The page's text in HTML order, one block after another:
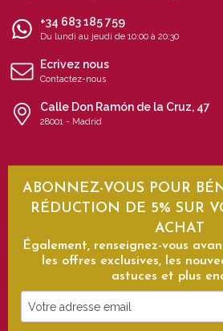
+34 683 185 759
Du lundi au jeudi de 10:00 à 20:30
Ecrivez nous
Contactez-nous
Calle Don Ramón de la Cruz, 47
28001 - Madrid
ABONNEZ-VOUS POUR
RÉDUCTION DE 5% SUR
ACHAT
Également, renseignez-vous
les offres exclusives, les
astuces et plus
Votre
adresse